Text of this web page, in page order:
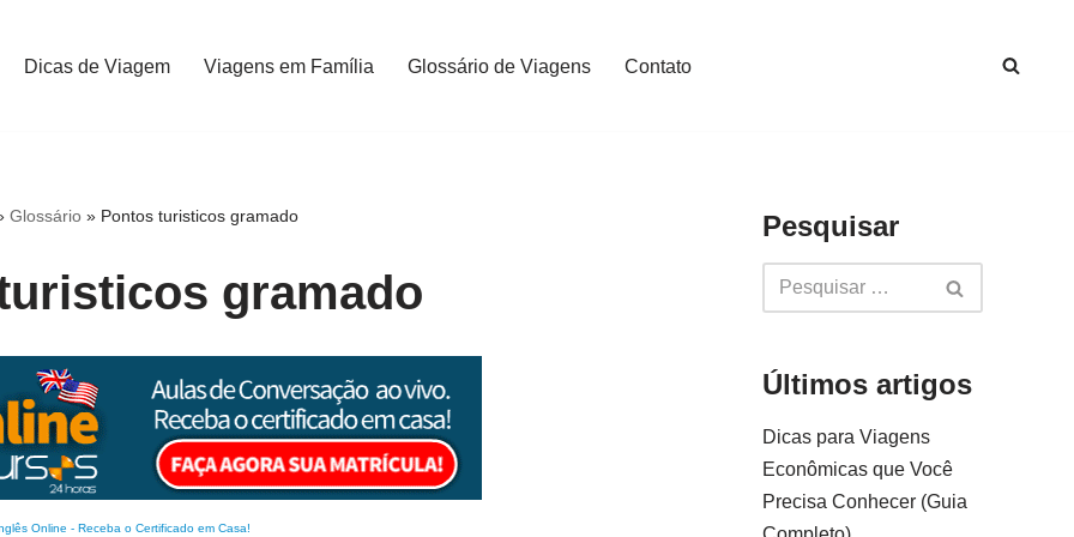
Dicas de Viagem Viagens em Família Glossário de Viagens Contato
Glossário » Pontos turisticos gramado
gramado
Online - Receba o Certificado em Casa!
Pesquisar
Últimos artigos
Dicas para Viagens
Econômicas que Você
Precisa Conhecer (Guia